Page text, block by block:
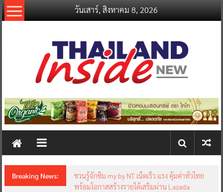
Skip
to
วันเสาร์, สิงหาคม 8, 2026
thailandinsidenew.com
Thailand
New
Breaking News:
ชวนรู้จักซิม my by NT เน็ตเร็ว แรง คุ้มค่าทั่วไทย
พร้อมโอกาสสร้างรายได้เสริมผ่าน Lazada